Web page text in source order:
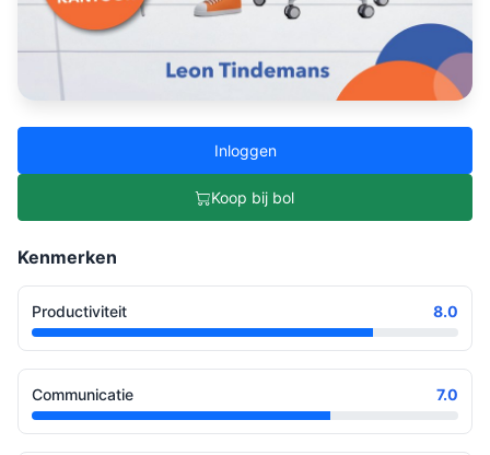
Inloggen
Koop bij bol
Kenmerken
Productiviteit 8.0
Communicatie 7.0